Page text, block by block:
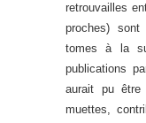
retrouvailles
proches)
tomes à la
publications
aurait pu être
muettes,